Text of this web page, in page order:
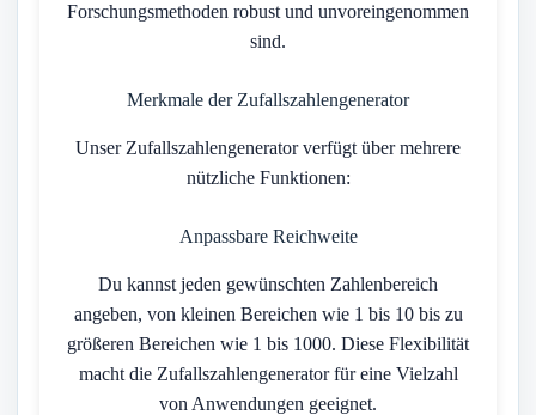
Forschungsmethoden robust und unvoreingenommen
sind.
Merkmale der Zufallszahlengenerator
Unser Zufallszahlengenerator verfügt über mehrere
nützliche Funktionen:
Anpassbare Reichweite
Du kannst jeden gewünschten Zahlenbereich
angeben, von kleinen Bereichen wie 1 bis 10 bis zu
größeren Bereichen wie 1 bis 1000. Diese Flexibilität
macht die Zufallszahlengenerator für eine Vielzahl
von Anwendungen geeignet.